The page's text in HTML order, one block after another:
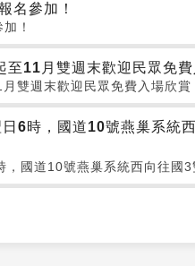
名參加！
！
至11月雙週末歡迎民眾免
雙週末歡迎民眾免費入場欣賞
6時，國道10號燕巢系統
國道10號燕巢系統西向往國